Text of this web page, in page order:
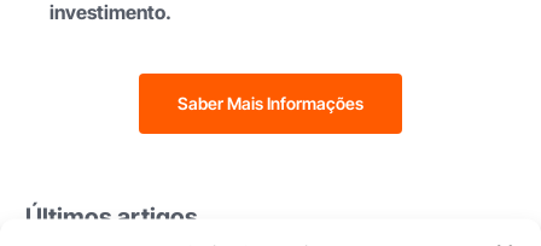
investimento.
Saber Mais Informações
Últimos artigos